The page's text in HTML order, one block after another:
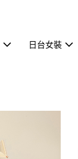
日台女裝